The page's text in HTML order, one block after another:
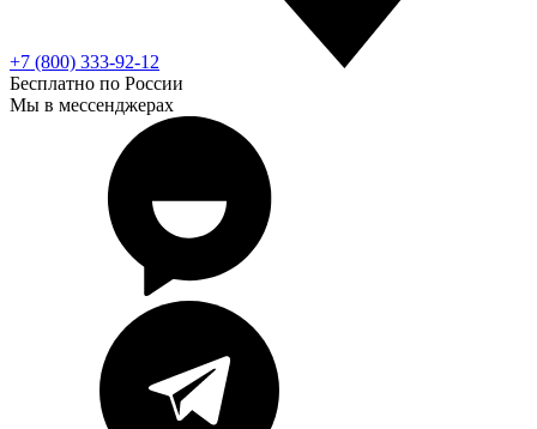
+7 (800) 333-92-12
Бесплатно по России
Мы в мессенджерах